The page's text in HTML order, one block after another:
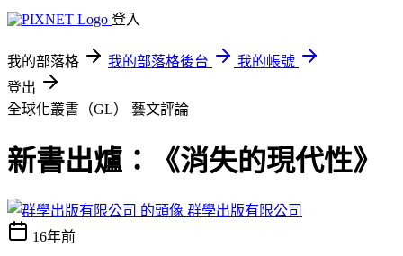
登入
我的部落格 我的部落格後台
我的帳號
登出
全球化叢書（GL） 藝文評論
新書出爐：《消失的現代性》
群學出版有限公司
16年前